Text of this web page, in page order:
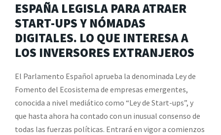
ESPAÑA LEGISLA PARA ATRAER
START-UPS Y NÓMADAS
DIGITALES. LO QUE INTERESA A
LOS INVERSORES EXTRANJEROS
El Parlamento Español aprueba la denominada Ley de
Fomento del Ecosistema de empresas emergentes,
conocida a nivel mediático como “Ley de Start-ups”, y
que hasta ahora ha contado con un inusual consenso de
todas las fuerzas políticas. Entrará en vigor a comienzos